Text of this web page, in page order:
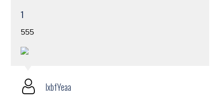
1
555
lxbfYeaa